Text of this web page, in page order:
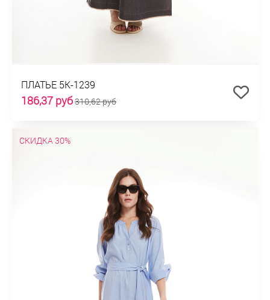
ПЛАТЬЕ 5К-1239
186,37 руб310,62 руб
СКИДКА 30%